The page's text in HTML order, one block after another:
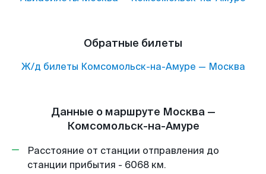
Обратные билеты
Ж/д билеты Комсомольск-на-Амуре — Москва
Данные о маршруте Москва —
Комсомольск-на-Амуре
Расстояние от станции отправления до
станции прибытия - 6068 км.